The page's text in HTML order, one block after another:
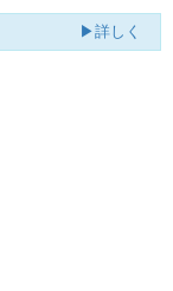
▶詳しく